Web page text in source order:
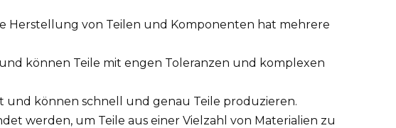
Herstellung von Teilen und Komponenten hat mehrere
und können Teile mit engen Toleranzen und komplexen
und können schnell und genau Teile produzieren.
werden, um Teile aus einer Vielzahl von Materialien zu